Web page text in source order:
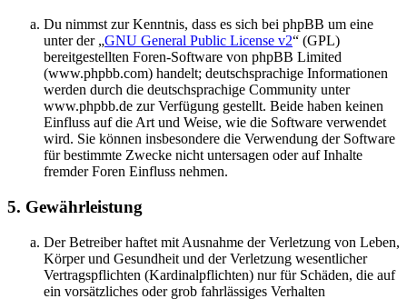
Du nimmst zur Kenntnis, dass es sich bei phpBB um eine
unter der „GNU General Public License v2“ (GPL)
bereitgestellten Foren-Software von phpBB Limited
(www.phpbb.com) handelt; deutschsprachige Informationen
werden durch die deutschsprachige Community unter
www.phpbb.de zur Verfügung gestellt. Beide haben keinen
Einfluss auf die Art und Weise, wie die Software verwendet
wird. Sie können insbesondere die Verwendung der Software
für bestimmte Zwecke nicht untersagen oder auf Inhalte
fremder Foren Einfluss nehmen.
5. Gewährleistung
Der Betreiber haftet mit Ausnahme der Verletzung von Leben,
Körper und Gesundheit und der Verletzung wesentlicher
Vertragspflichten (Kardinalpflichten) nur für Schäden, die auf
ein vorsätzliches oder grob fahrlässiges Verhalten